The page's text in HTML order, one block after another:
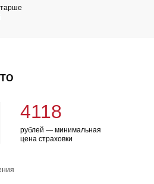
4118
рублей — минимальная
цена страховки